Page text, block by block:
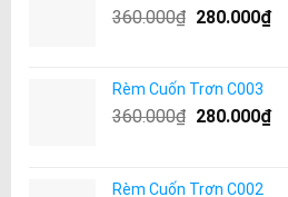
360.000₫ 280.000₫
Rèm Cuốn Trơn C003
360.000₫ 280.000₫
Rèm Cuốn Trơn C002